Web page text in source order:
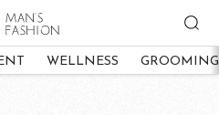
WELLNESS GROOMING